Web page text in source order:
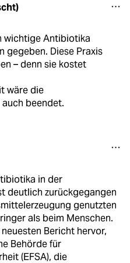
wichtige Antibiotika
gegeben. Diese Praxis
– denn sie kostet
wäre die
beendet.
in der
deutlich zurückgegangen
genutzten
als beim Menschen.
Bericht hervor,
Behörde für
(EFSA), die